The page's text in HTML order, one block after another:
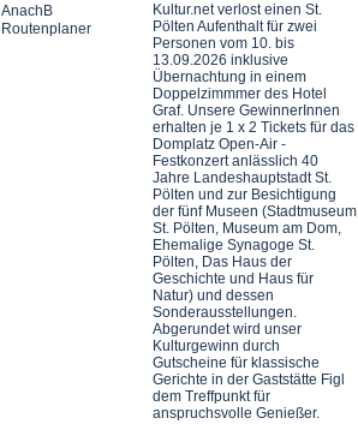
AnachB
Routenplaner
Kultur.net verlost einen St.
Pölten Aufenthalt für zwei
Personen vom 10. bis
13.09.2026 inklusive
Übernachtung in einem
Doppelzimmmer des Hotel
Graf. Unsere GewinnerInnen
erhalten je 1 x 2 Tickets für das
Domplatz Open-Air -
Festkonzert anlässlich 40
Jahre Landeshauptstadt St.
Pölten und zur Besichtigung
der fünf Museen (Stadtmuseum
St. Pölten, Museum am Dom,
Ehemalige Synagoge St.
Pölten, Das Haus der
Geschichte und Haus für
Natur) und dessen
Sonderausstellungen.
Abgerundet wird unser
Kulturgewinn durch
Gutscheine für klassische
Gerichte in der Gaststätte Figl
dem Treffpunkt für
anspruchsvolle Genießer.